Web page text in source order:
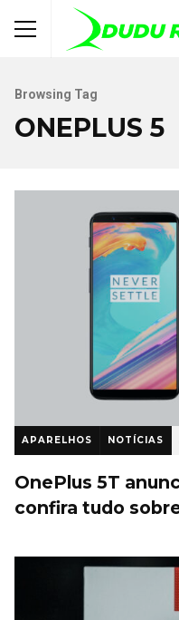
Browsing Tag
ONEPLUS 5
APARELHOS NOTÍCIAS
OnePlus 5T
confira tudo